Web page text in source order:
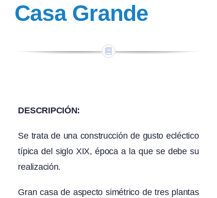
Casa Grande
DESCRIPCIÓN:
Se trata de una construcción de gusto ecléctico
típica del siglo XIX, época a la que se debe su
realización.
Gran casa de aspecto simétrico de tres plantas